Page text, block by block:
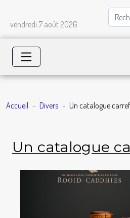
vendredi 7 août 2026
Accueil Divers Un catalogue
Un catalogue